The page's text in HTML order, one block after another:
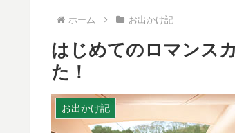
ホーム お出かけ記
はじめてのロマンス
た！
お出かけ記